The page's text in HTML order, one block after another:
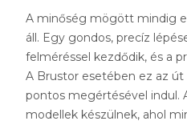
A minőség mögött mindig
áll. Egy gondos, precíz
felméréssel kezdődik, és a
A Brustor esetében ez az
pontos megértésével indul.
modellek készülnek, ahol